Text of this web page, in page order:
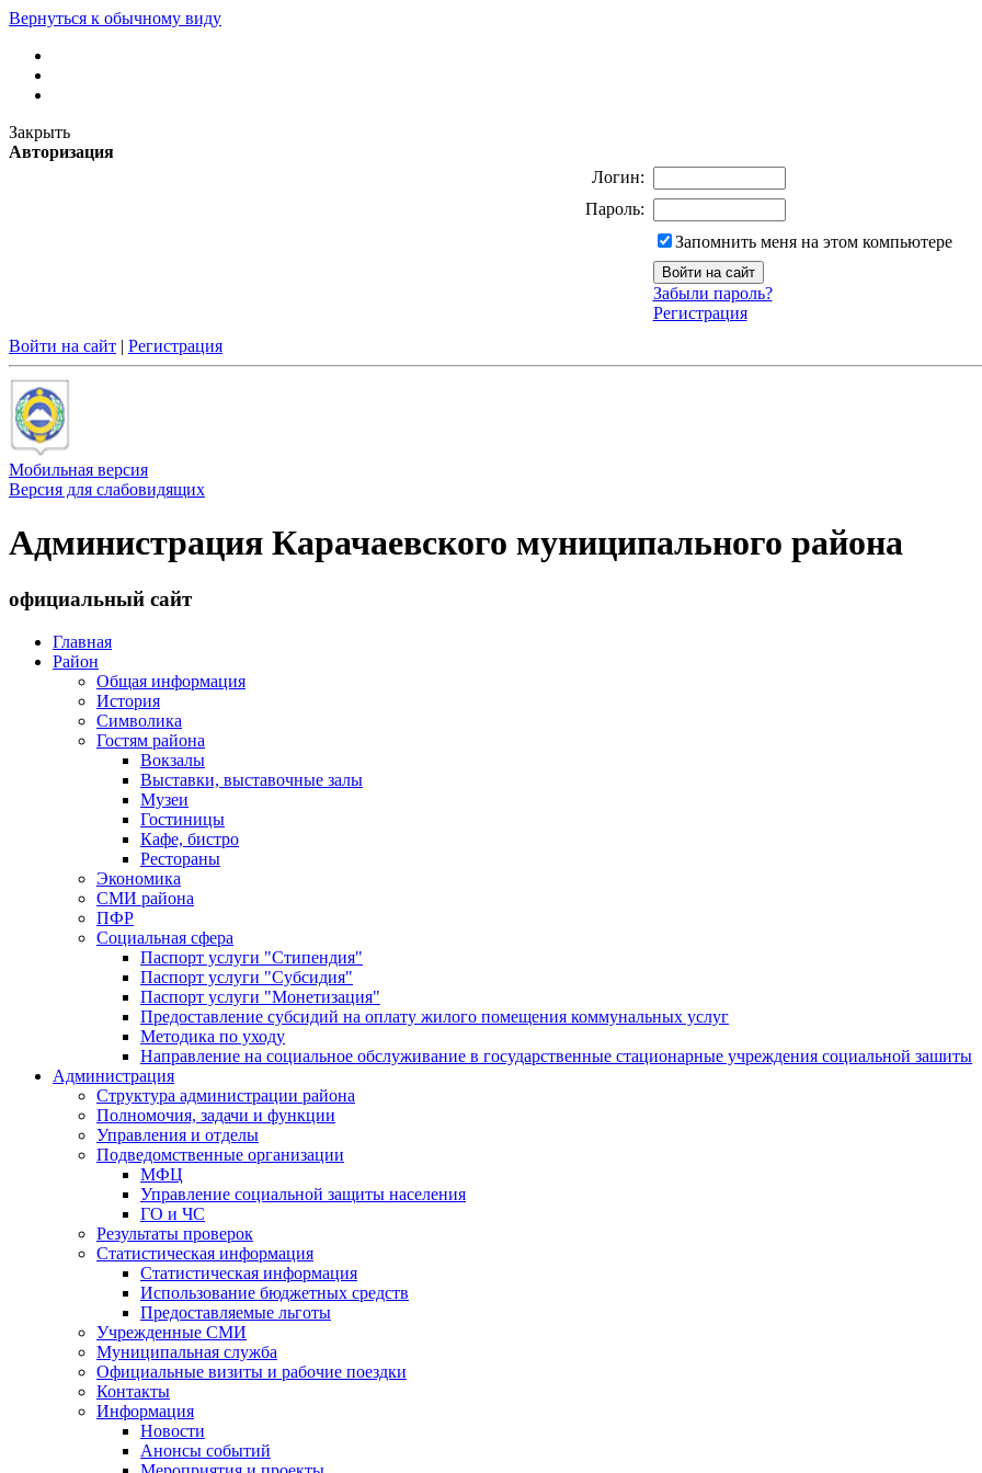
Вернуться к обычному виду
Закрыть
Авторизация
Логин:
Пароль:
Запомнить меня на этом компьютере
Забыли пароль?
Регистрация
Войти на сайт | Регистрация
Мобильная версия
Версия для слабовидящих
Администрация Карачаевского муниципального района
официальный сайт
Главная
Район
Общая информация
История
Символика
Гостям района
Вокзалы
Выставки, выставочные залы
Музеи
Гостиницы
Кафе, бистро
Рестораны
Экономика
СМИ района
ПФР
Социальная сфера
Паспорт услуги "Стипендия"
Паспорт услуги "Субсидия"
Паспорт услуги "Монетизация"
Предоставление субсидий на оплату жилого помещения коммунальных услуг
Методика по уходу
Направление на социальное обслуживание в государственные стационарные учреждения социальной зашиты
Администрация
Структура администрации района
Полномочия, задачи и функции
Управления и отделы
Подведомственные организации
МФЦ
Управление социальной защиты населения
ГО и ЧС
Результаты проверок
Статистическая информация
Статистическая информация
Использование бюджетных средств
Предоставляемые льготы
Учрежденные СМИ
Муниципальная служба
Официальные визиты и рабочие поездки
Контакты
Информация
Новости
Анонсы событий